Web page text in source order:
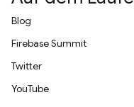
Blog
Firebase Summit
Twitter
YouTube